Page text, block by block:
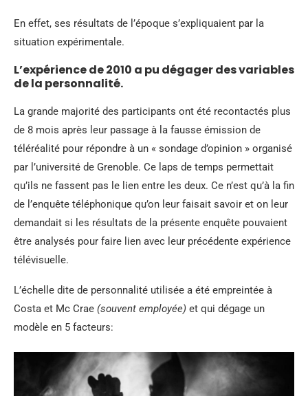
En effet, ses résultats de l’époque s’expliquaient par la
situation expérimentale.
L’expérience de 2010 a pu dégager des variables
de la personnalité.
La grande majorité des participants ont été recontactés plus
de 8 mois après leur passage à la fausse émission de
téléréalité pour répondre à un « sondage d’opinion » organisé
par l’université de Grenoble. Ce laps de temps permettait
qu’ils ne fassent pas le lien entre les deux. Ce n’est qu’à la fin
de l’enquête téléphonique qu’on leur faisait savoir et on leur
demandait si les résultats de la présente enquête pouvaient
être analysés pour faire lien avec leur précédente expérience
télévisuelle.
L’échelle dite de personnalité utilisée a été empreintée à
Costa et Mc Crae (souvent employée) et qui dégage un
modèle en 5 facteurs: